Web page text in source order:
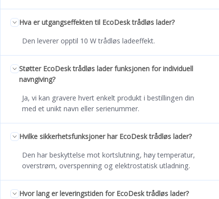
Hva er utgangseffekten til EcoDesk trådløs lader?
Den leverer opptil 10 W trådløs ladeeffekt.
Støtter EcoDesk trådløs lader funksjonen for individuell
navngiving?
Ja, vi kan gravere hvert enkelt produkt i bestillingen din
med et unikt navn eller serienummer.
Hvilke sikkerhetsfunksjoner har EcoDesk trådløs lader?
Den har beskyttelse mot kortslutning, høy temperatur,
overstrøm, overspenning og elektrostatisk utladning.
Hvor lang er leveringstiden for EcoDesk trådløs lader?